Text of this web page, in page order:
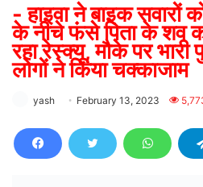
- हाइवा ने बाइक सवारों
के नीचे फंसे पिता के शव
रहा रेस्क्यू, मौके पर
लोगों ने किया चक्काजाम
yash February 13, 2023